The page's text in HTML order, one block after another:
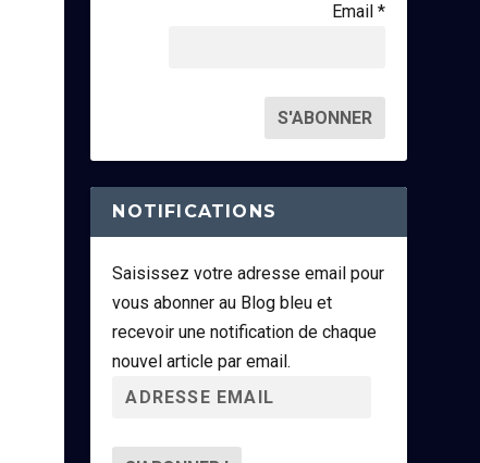
Email *
NOTIFICATIONS
Saisissez votre adresse email pour
vous abonner au Blog bleu et
recevoir une notification de chaque
nouvel article par email.
r